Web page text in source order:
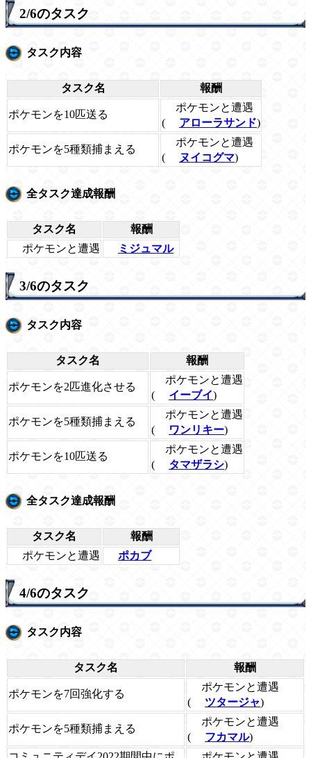
2/6のタスク
タスク内容
タスク名 報酬
ポケモンを10匹送る
ポケモンと遭遇
(
アローラサンド)
ポケモンを5種類捕まえる
ポケモンと遭遇
(
ヌイコグマ)
全タスク達成報酬
タスク名
報酬
ポケモンと遭遇
ミジュマル
3/6のタスク
タスク内容
タスク名 報酬
ポケモンを2匹進化させる
ポケモンと遭遇
(
イーブイ)
ポケモンを5種類捕まえる
ポケモンと遭遇
(
ワンリキー)
ポケモンを10匹送る
ポケモンと遭遇
(
タマザラシ)
全タスク達成報酬
タスク名
報酬
ポケモンと遭遇
ポカブ
4/6のタスク
タスク内容
タスク名 報酬
ポケモンを7回強化する
ポケモンと遭遇
(
ツタージャ)
ポケモンを5種類捕まえる
ポケモンと遭遇
(
フカマル)